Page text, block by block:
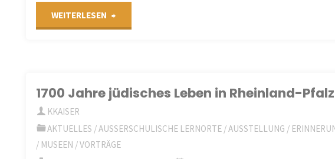
WEITERLESEN
Fußball
macht
1700 Jahre jüdisches Leben in Rheinland-Pfalz
KKAISER
AKTUELLES /AUSSERSCHULISCHE LERNORTE /AUSSTELLUNG /
/ MUSEEN /VORTRÄGE